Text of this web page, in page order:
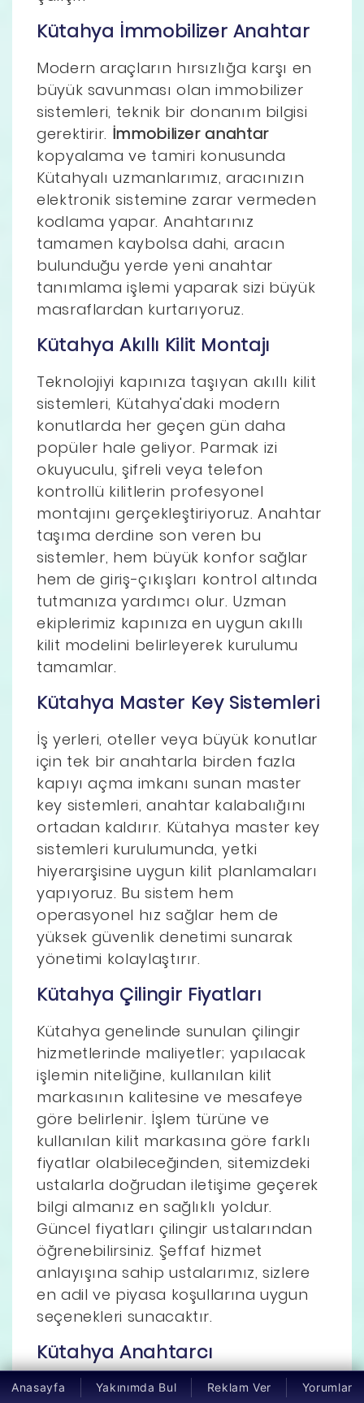
Kütahya İmmobilizer Anahtar
Modern araçların hırsızlığa karşı en
büyük savunması olan immobilizer
sistemleri, teknik bir donanım bilgisi
gerektirir. İmmobilizer anahtar
kopyalama ve tamiri konusunda
Kütahyalı uzmanlarımız, aracınızın
elektronik sistemine zarar vermeden
kodlama yapar. Anahtarınız
tamamen kaybolsa dahi, aracın
bulunduğu yerde yeni anahtar
tanımlama işlemi yaparak sizi büyük
masraflardan kurtarıyoruz.
Kütahya Akıllı Kilit Montajı
Teknolojiyi kapınıza taşıyan akıllı kilit
sistemleri, Kütahya'daki modern
konutlarda her geçen gün daha
popüler hale geliyor. Parmak izi
okuyuculu, şifreli veya telefon
kontrollü kilitlerin profesyonel
montajını gerçekleştiriyoruz. Anahtar
taşıma derdine son veren bu
sistemler, hem büyük konfor sağlar
hem de giriş-çıkışları kontrol altında
tutmanıza yardımcı olur. Uzman
ekiplerimiz kapınıza en uygun akıllı
kilit modelini belirleyerek kurulumu
tamamlar.
Kütahya Master Key Sistemleri
İş yerleri, oteller veya büyük konutlar
için tek bir anahtarla birden fazla
kapıyı açma imkanı sunan master
key sistemleri, anahtar kalabalığını
ortadan kaldırır. Kütahya master key
sistemleri kurulumunda, yetki
hiyerarşisine uygun kilit planlamaları
yapıyoruz. Bu sistem hem
operasyonel hız sağlar hem de
yüksek güvenlik denetimi sunarak
yönetimi kolaylaştırır.
Kütahya Çilingir Fiyatları
Kütahya genelinde sunulan çilingir
hizmetlerinde maliyetler; yapılacak
işlemin niteliğine, kullanılan kilit
markasının kalitesine ve mesafeye
göre belirlenir. İşlem türüne ve
kullanılan kilit markasına göre farklı
fiyatlar olabileceğinden, sitemizdeki
ustalarla doğrudan iletişime geçerek
bilgi almanız en sağlıklı yoldur.
Güncel fiyatları çilingir ustalarından
öğrenebilirsiniz. Şeffaf hizmet
anlayışına sahip ustalarımız, sizlere
en adil ve piyasa koşullarına uygun
seçenekleri sunacaktır.
Kütahya Anahtarcı
Kütahya'nın köklü esnaflık kültürünü
Anasayfa Yakınımda Bul Reklam Ver Yorumlar